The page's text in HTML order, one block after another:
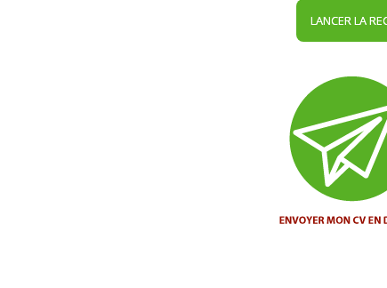
LANCER LA